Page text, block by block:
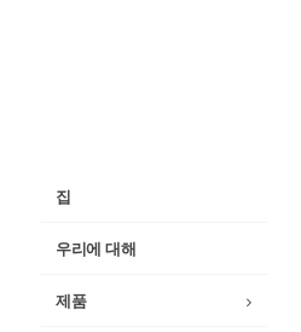
집
우리에 대해
제품